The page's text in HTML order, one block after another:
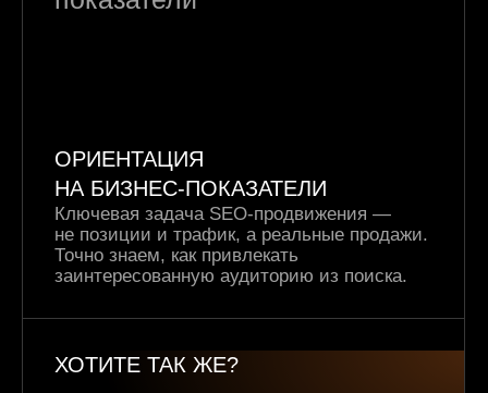
ОРИЕНТАЦИЯ
НА БИЗНЕС-ПОКАЗАТЕЛИ
Ключевая задача SEO-продвижения —
не позиции и трафик, а реальные продажи.
Точно знаем, как привлекать
заинтересованную аудиторию из поиска.
ХОТИТЕ ТАК ЖЕ?